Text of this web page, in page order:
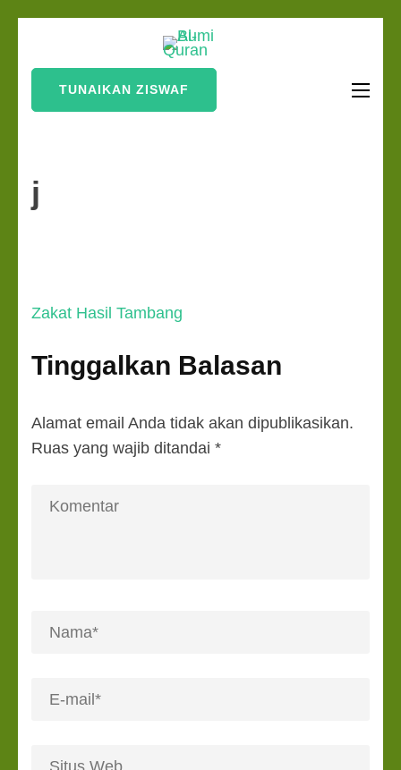
(Tekan
Kebahagiaan Dunia-
TUNAIKAN ZISWAF
j
Navigasi
Zakat Hasil Tambang
Tinggalkan Balasan
Alamat email Anda tidak akan dipublikasikan.
Ruas yang wajib ditandai *